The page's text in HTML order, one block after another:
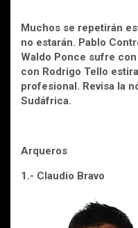
b
o
o
k
er
Muchos se repetirán
no estarán. Pablo
Waldo Ponce sufre
con Rodrigo Tello
profesional. Revisa la
Sudáfrica.
Arqueros
1.- Claudio Bravo